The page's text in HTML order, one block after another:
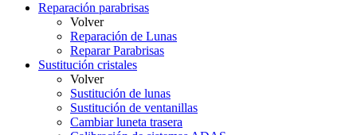
Reparación parabrisas
Volver
Reparación de Lunas
Reparar Parabrisas
Sustitución cristales
Volver
Sustitución de lunas
Sustitución de ventanillas
Cambiar luneta trasera